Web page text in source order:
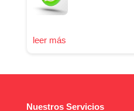
leer más
Nuestros Servicios